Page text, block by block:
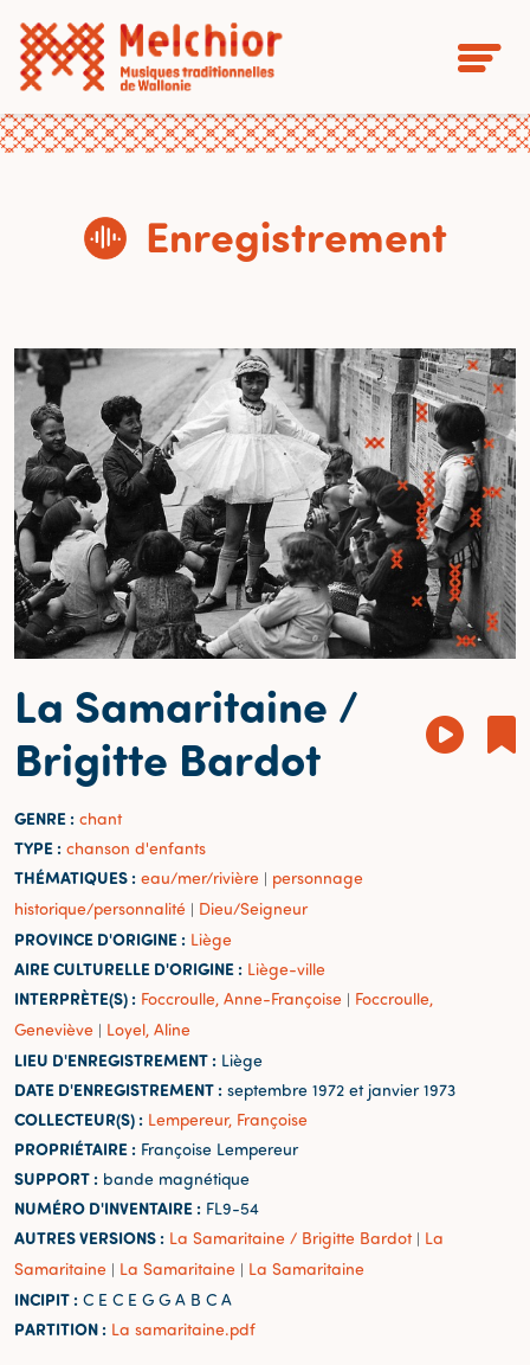
Enregistrement
La Samaritaine /
Brigitte Bardot
GENRE : chant
TYPE : chanson d'enfants
THÉMATIQUES : eau/mer/rivière | personnage
historique/personnalité | Dieu/Seigneur
PROVINCE D'ORIGINE : Liège
AIRE CULTURELLE D'ORIGINE : Liège-ville
INTERPRÈTE(S) : Foccroulle, Anne-Françoise | Foccroulle,
Geneviève | Loyel, Aline
LIEU D'ENREGISTREMENT : Liège
DATE D'ENREGISTREMENT : septembre 1972 et janvier 1973
COLLECTEUR(S) : Lempereur, Françoise
PROPRIÉTAIRE : Françoise Lempereur
SUPPORT : bande magnétique
NUMÉRO D'INVENTAIRE : FL9-54
AUTRES VERSIONS : La Samaritaine / Brigitte Bardot | La
Samaritaine | La Samaritaine | La Samaritaine
INCIPIT : C E C E G G A B C A
PARTITION : La samaritaine.pdf